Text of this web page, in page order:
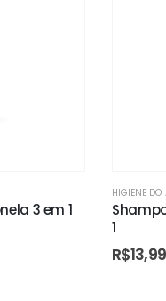
3 em 1
HIGIENE
1
R$13,99